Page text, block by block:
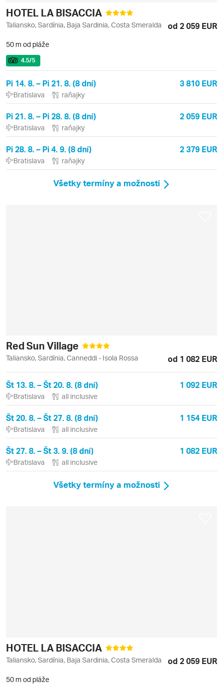
HOTEL LA BISACCIA
Taliansko, Sardínia, Baja Sardinia, Costa Smeralda od 2 059 EUR
50 m od pláže
4.5/5
Pi 14. 8. – Pi 21. 8. (8 dní) 3 810 EUR
Bratislava raňajky
Pi 21. 8. – Pi 28. 8. (8 dní) 2 059 EUR
Bratislava raňajky
Pi 28. 8. – Pi 4. 9. (8 dní) 2 379 EUR
Bratislava raňajky
Všetky termíny a možnosti
Red Sun Village
Taliansko, Sardínia, Canneddi - Isola Rossa od 1 082 EUR
Št 13. 8. – Št 20. 8. (8 dní) 1 092 EUR
Bratislava all inclusive
Št 20. 8. – Št 27. 8. (8 dní) 1 154 EUR
Bratislava all inclusive
Št 27. 8. – Št 3. 9. (8 dní) 1 082 EUR
Bratislava all inclusive
Všetky termíny a možnosti
HOTEL LA BISACCIA
Taliansko, Sardínia, Baja Sardinia, Costa Smeralda od 2 059 EUR
50 m od pláže